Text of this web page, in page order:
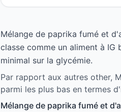
Mélange de paprika fumé et
classe comme un aliment à IG
minimal sur la glycémie.
Par rapport aux autres other,
parmi les plus bas en termes
Mélange de paprika fumé et